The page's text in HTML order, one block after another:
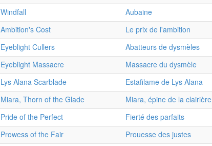
Windfall Aubaine
Ambition's Cost Le prix de l'ambition
Eyeblight Cullers Abatteurs de dysmèles
Eyeblight Massacre Massacre du dysmèle
Lys Alana Scarblade Estafilame de Lys Alana
Miara, Thorn of the Glade Miara, épine de la clairière
Pride of the Perfect Fierté des parfaits
Prowess of the Fair Prouesse des justes